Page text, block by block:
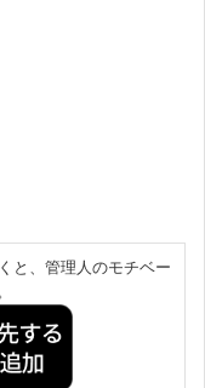
と、管理人のモチベー